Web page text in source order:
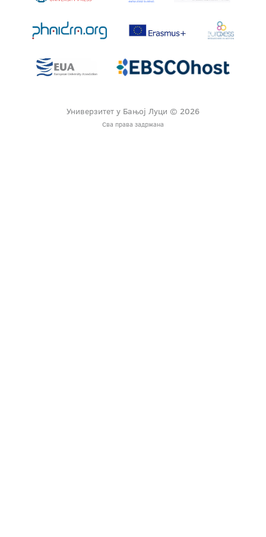
Универзитет у Бањој Луци © 2026
Сва права задржана